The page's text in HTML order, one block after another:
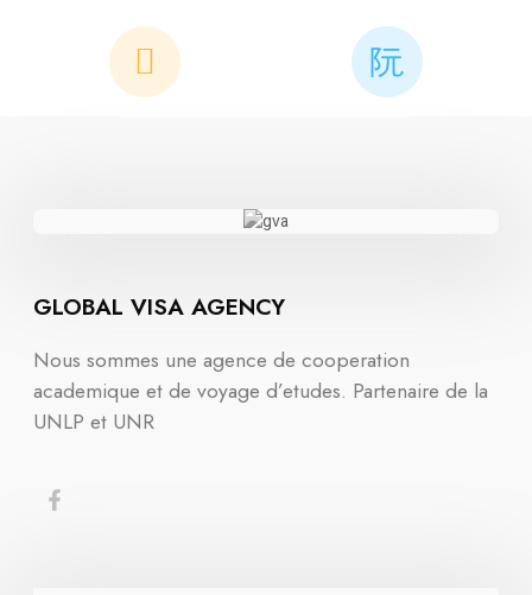
GLOBAL VISA AGENCY
Nous sommes une agence de cooperation
academique et de voyage d’etudes. Partenaire de la
UNLP et UNR